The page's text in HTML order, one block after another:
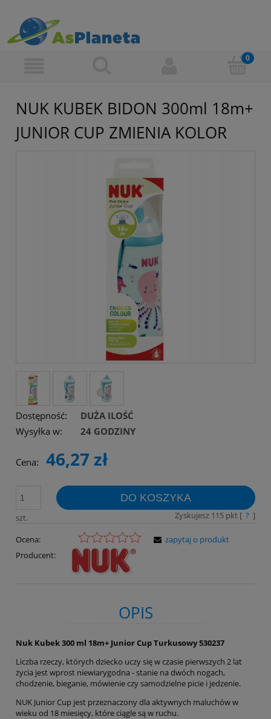
NUK KUBEK BIDON 300ml 18m+
JUNIOR CUP ZMIENIA KOLOR
Dostępność:
DUŻA ILOŚĆ
Wysyłka w:
24 GODZINY
Cena: 46,27 zł
szt.
DO KOSZYKA
Zyskujesz 115pkt [ ? ]
Ocena:
Producent:
zapytaj o produkt
OPIS
Nuk Kubek 300 ml 18m+ Junior Cup Turkusowy 530237
Liczba rzeczy, których dziecko uczy się w czasie pierwszych 2 lat
życia jest wprost niewiarygodna - stanie na dwóch nogach,
chodzenie, bieganie, mówienie czy samodzielne picie i jedzenie.
NUK Junior Cup jest przeznaczony dla aktywnych maluchów w
wieku od 18 miesięcy, które ciągle są w ruchu.